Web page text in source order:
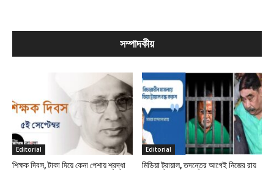
সম্পাদকীয়
Editorial
শিক্ষক দিবস, টাকা দিয়ে কেনা পেশায় শ্রদ্ধা
Editorial
মিডিয়া ট্রায়াল, তদন্তের আগেই নিজের রায়